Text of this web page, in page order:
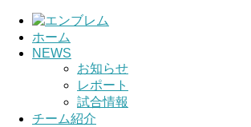
ホーム
NEWS
お知らせ
レポート
試合情報
チーム紹介